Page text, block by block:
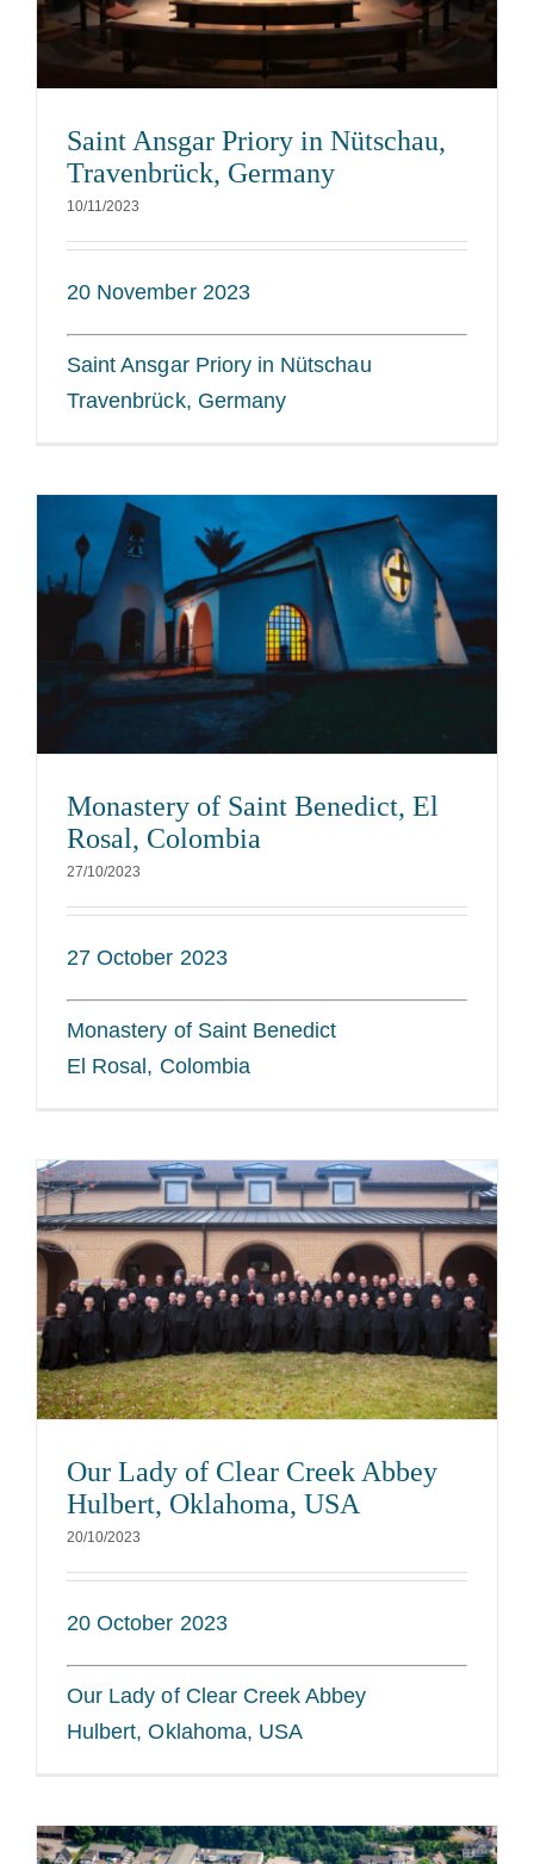
Saint Ansgar Priory in Nütschau,
Travenbrück, Germany
10/11/2023
20 November 2023
Saint Ansgar Priory in Nütschau
Travenbrück, Germany
Monastery of Saint Benedict, El
Rosal, Colombia
27/10/2023
27 October 2023
Monastery of Saint Benedict
El Rosal, Colombia
Our Lady of Clear Creek Abbey
Hulbert, Oklahoma, USA
20/10/2023
20 October 2023
Our Lady of Clear Creek Abbey
Hulbert, Oklahoma, USA